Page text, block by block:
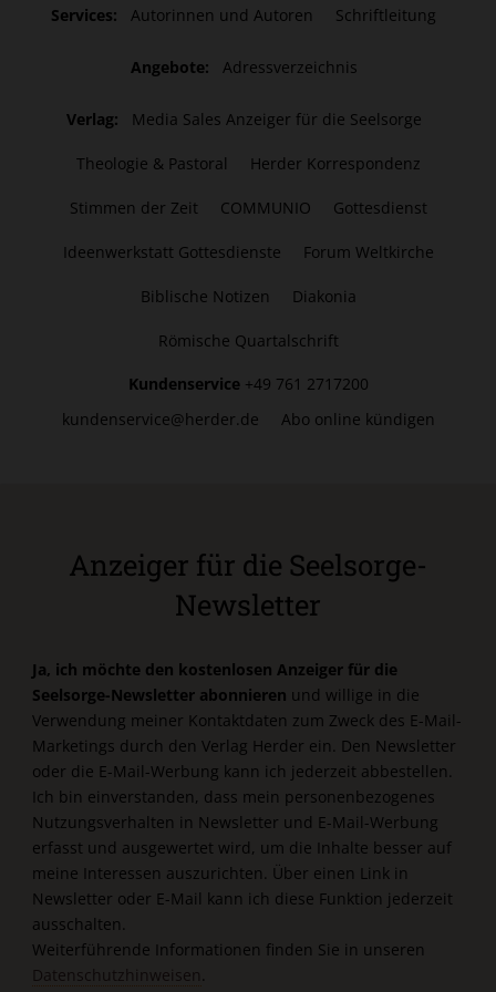
Services: Autorinnen und Autoren Schriftleitung
Angebote: Adressverzeichnis
Verlag: Media Sales Anzeiger für die Seelsorge
Theologie & Pastoral Herder Korrespondenz
Stimmen der Zeit COMMUNIO Gottesdienst
Ideenwerkstatt Gottesdienste Forum Weltkirche
Biblische Notizen Diakonia
Römische Quartalschrift
Kundenservice +49 761 2717200
kundenservice@herder.de
Abo online kündigen
Anzeiger für die Seelsorge-
Newsletter
Ja, ich möchte den kostenlosen Anzeiger für die
Seelsorge-Newsletter abonnieren und willige in die
Verwendung meiner Kontaktdaten zum Zweck des E-Mail-
Marketings durch den Verlag Herder ein. Den Newsletter
oder die E-Mail-Werbung kann ich jederzeit abbestellen.
Ich bin einverstanden, dass mein personenbezogenes
Nutzungsverhalten in Newsletter und E-Mail-Werbung
erfasst und ausgewertet wird, um die Inhalte besser auf
meine Interessen auszurichten. Über einen Link in
Newsletter oder E-Mail kann ich diese Funktion jederzeit
ausschalten.
Weiterführende Informationen finden Sie in unseren
Datenschutzhinweisen.